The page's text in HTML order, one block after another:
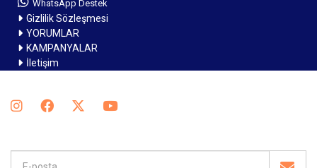
WhatsApp Destek
Gizlilik Sözleşmesi
YORUMLAR
KAMPANYALAR
İletişim